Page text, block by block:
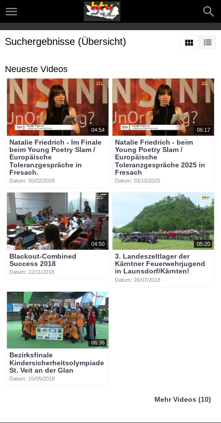
Suchergebnisse (Übersicht)
Neueste Videos
04:54
Natalie Friedrich - Im Finale
beim Young Poetry Slam /
Europäische
Toleranzgespräche in
Fresach.
Datum: 05/02/2026
06:17
Natalie Friedrich - beim
Young Poetry Slam /
Europäische
Toleranzgespräche 2025 in
Fresach
Datum: 03/10/2025
04:50
Blackout-Combined
Success 2018
Datum: 22/11/2018
05:20
3. Landeszeltlager der
Kärntner Feuerwehrjugend
in Launsdorf/Kärnten!
Datum: 26/07/2018
06:36
Bezirksfinale
Kindersicherheitsolympiade
St. Veit an der Glan
Datum: 15/05/2018
Mehr Videos (10)